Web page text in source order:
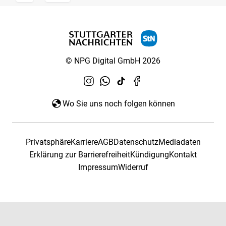
© NPG Digital GmbH 2026
Wo Sie uns noch folgen können
PrivatsphäreKarriereAGBDatenschutzMediadaten
Erklärung zur BarrierefreiheitKündigungKontakt
ImpressumWiderruf